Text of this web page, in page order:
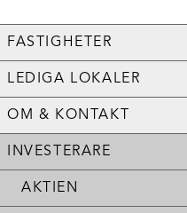
FASTIGHETER
LEDIGA LOKALER
OM & KONTAKT
INVESTERARE
AKTIEN